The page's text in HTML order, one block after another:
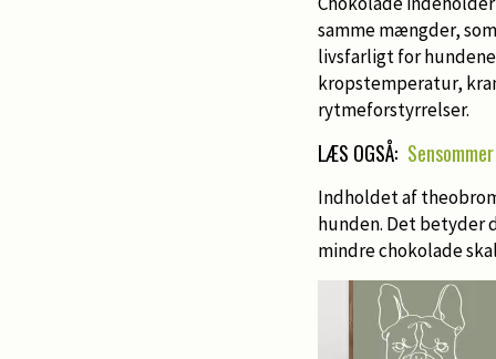
samme mængder,
livsfarligt for
kropstemperatur,
rytmeforstyrrelser.
LÆS OGSÅ:
Indholdet af
hunden. Det betyder
mindre chokolade